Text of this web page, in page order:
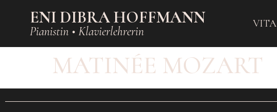
ENI DIBRA HOFFMANN
Pianistin • Klavierlehrerin
VITA
MATINÉE MOZART